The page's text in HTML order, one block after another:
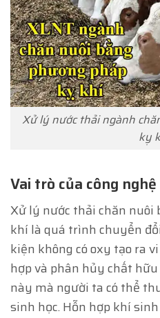
Xử lý nước thải ngành
kỵ
Vai trò của công
Xử lý nước thải chăn nuôi
khí là quá trình chuyển
kiện không có oxy tạo ra
hợp và phân hủy chất
này mà người ta có thể
sinh học. Hỗn hợp khí